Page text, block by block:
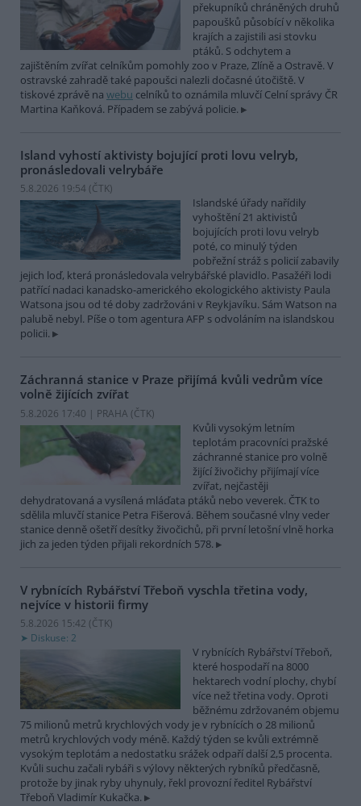
překupníků chráněných druhů
papoušků působící v několika
krajích a zajistili asi stovku
ptáků. S odchytem a
zajištěním zvířat celníkům pomohly zoo v Praze, Zlíně a Ostravě. V
ostravské zahradě také papoušci nalezli dočasné útočiště. V
tiskové zprávě na webu celníků to oznámila mluvčí Celní správy ČR
Martina Kaňková. Případem se zabývá policie.
Island vyhostí aktivisty bojující proti lovu velryb,
pronásledovali velrybáře
5.8.2026 19:54 (ČTK)
Islandské úřady nařídily
vyhoštění 21 aktivistů
bojujících proti lovu velryb
poté, co minulý týden
pobřežní stráž s policií zabavily
jejich loď, která pronásledovala velrybářské plavidlo. Pasažéři lodi
patřící nadaci kanadsko-amerického ekologického aktivisty Paula
Watsona jsou od té doby zadržováni v Reykjavíku. Sám Watson na
palubě nebyl. Píše o tom agentura AFP s odvoláním na islandskou
policii.
Záchranná stanice v Praze přijímá kvůli vedrům více
volně žijících zvířat
5.8.2026 17:40 | PRAHA (ČTK)
Kvůli vysokým letním
teplotám pracovníci pražské
záchranné stanice pro volně
žijící živočichy přijímají více
zvířat, nejčastěji
dehydratovaná a vysílená mláďata ptáků nebo veverek. ČTK to
sdělila mluvčí stanice Petra Fišerová. Během současné vlny veder
stanice denně ošetří desítky živočichů, při první letošní vlně horka
jich za jeden týden přijali rekordních 578.
V rybnících Rybářství Třeboň vyschla třetina vody,
nejvíce v historii firmy
5.8.2026 15:42 (ČTK)
Diskuse: 2
V rybnících Rybářství Třeboň,
které hospodaří na 8000
hektarech vodní plochy, chybí
více než třetina vody. Oproti
běžnému zdržovaném objemu
75 milionů metrů krychlových vody je v rybnících o 28 milionů
metrů krychlových vody méně. Každý týden se kvůli extrémně
vysokým teplotám a nedostatku srážek odpaří další 2,5 procenta.
Kvůli suchu začali rybáři s výlovy některých rybníků předčasně,
protože by jinak ryby uhynuly, řekl provozní ředitel Rybářství
Třeboň Vladimír Kukačka.